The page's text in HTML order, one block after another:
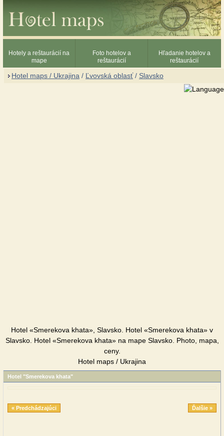
Hotely a reštaurácií na
mape
Foto hotelov a
reštaurácií
Hľadanie hotelov a
reštaurácií
Hotel maps / Ukrajina / Ľvovská oblasť/ Slavsko
Hotel «Smerekova khata», Slavsko. Hotel «Smerekova khata» v
Slavsko. Hotel «Smerekova khata» na mape Slavsko. Photo, mapa,
ceny.
Hotel maps / Ukrajina
Hotel "Smerekova khata"
« Predchádzajúci Ďalšie »